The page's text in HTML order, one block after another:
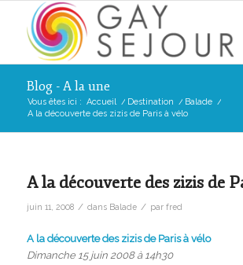
Blog - A la une
Vous êtes ici : Accueil / Destination / Balade /
A la découverte des zizis de Paris à vélo
A la découverte des zizis de
juin 11, 2008 / dans Balade / par fred
A la découverte des zizis de Paris à vélo
Dimanche 15 juin 2008 à 14h30